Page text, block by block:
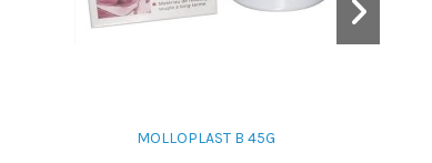
MOLLOPLAST B 45G